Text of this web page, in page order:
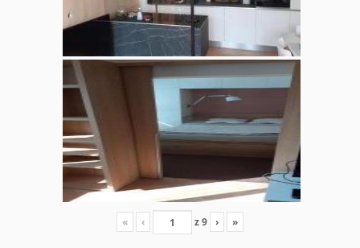
« ‹ z9 › »